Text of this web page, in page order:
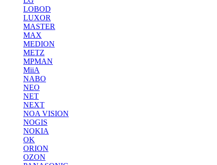
LOBOD
LUXOR
MASTER
MAX
MEDION
METZ
MPMAN
MiiA
NABO
NEO
NET
NEXT
NOA VISION
NOGIS
NOKIA
OK
ORION
OZON